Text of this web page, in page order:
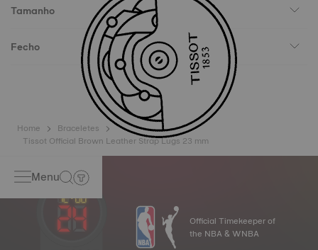
Tamanho
Fecho
Home
Braceletes
Tissot Official Brown Leather Strap Lugs 23 mm
Menu
Official Timekeeper of
the NBA & WNBA